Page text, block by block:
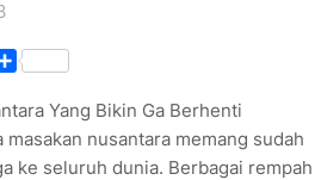
Share
Yang Bikin Ga Berhenti
masakan nusantara memang sudah
ke seluruh dunia. Berbagai rempah